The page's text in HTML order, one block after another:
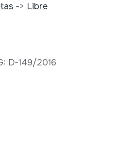
-> Libre
D-149/2016